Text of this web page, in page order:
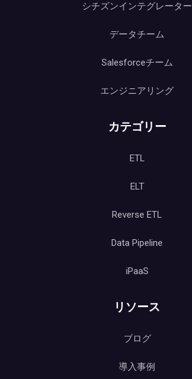
シチズンインテグレーター
データチーム
Salesforceチーム
エンジニアリング
カテゴリー
ETL
ELT
Reverse ETL
Data Pipeline
iPaaS
リソース
ブログ
導入事例